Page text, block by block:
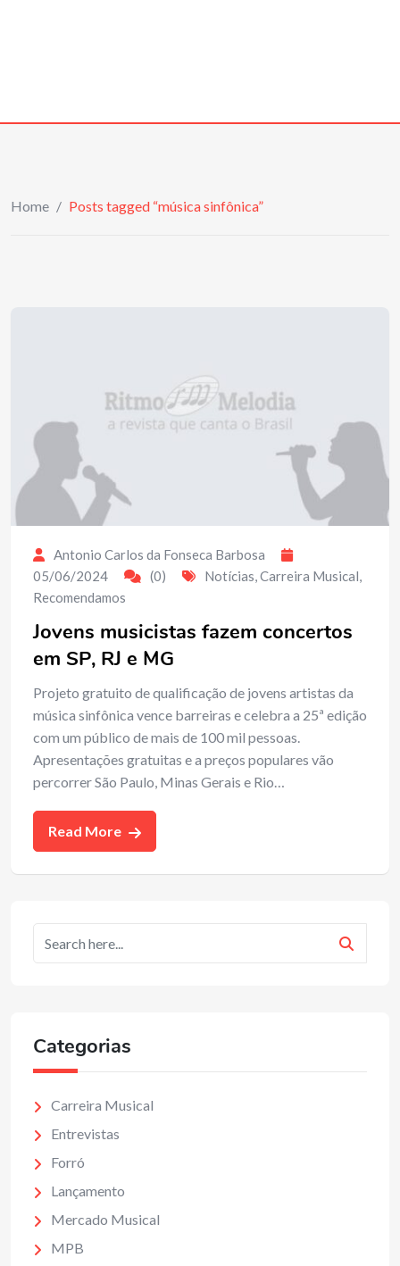
Home / Posts tagged “música sinfônica”
Antonio Carlos da Fonseca Barbosa
05/06/2024
(0) Notícias,Carreira Musical,
Recomendamos
Jovens musicistas fazem concertos
em SP, RJ e MG
Projeto gratuito de qualificação de jovens artistas da
música sinfônica vence barreiras e celebra a 25ª edição
com um público de mais de 100 mil pessoas.
Apresentações gratuitas e a preços populares vão
percorrer São Paulo, Minas Gerais e Rio…
Read More
Categorias
Carreira Musical
Entrevistas
Forró
Lançamento
Mercado Musical
MPB